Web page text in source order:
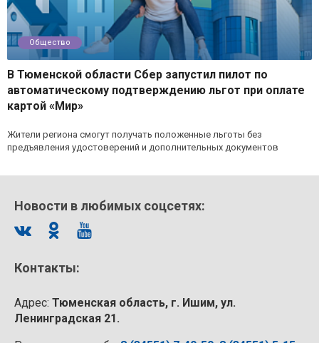
Общество
В Тюменской области Сбер запустил пилот по
автоматическому подтверждению льгот при оплате
картой «Мир»
Жители региона смогут получать положенные льготы без
предъявления удостоверений и дополнительных документов
Новости в любимых соцсетях:
Контакты:
Адрес: Тюменская область, г. Ишим, ул.
Ленинградская 21.